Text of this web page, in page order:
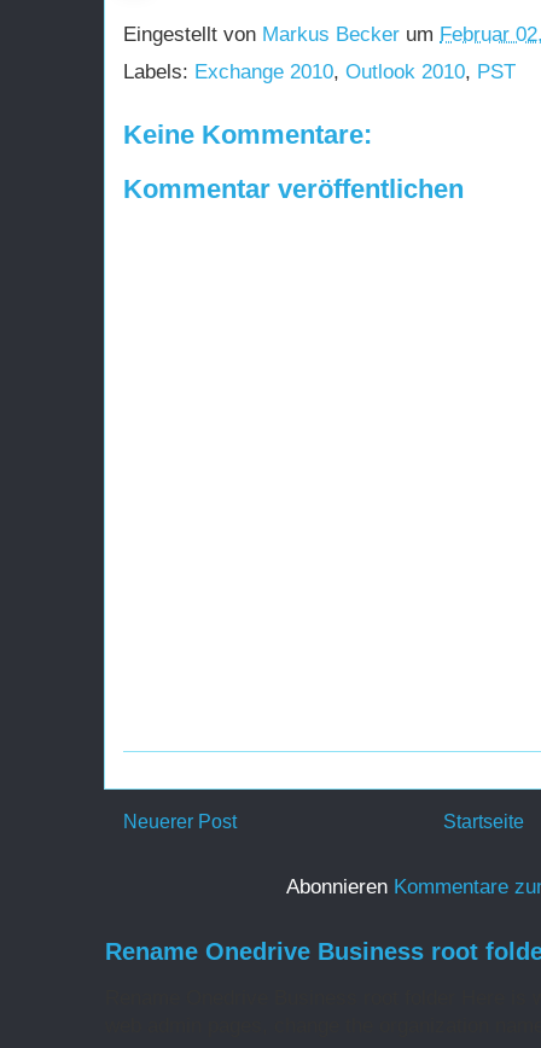
Eingestellt von Markus Becker um Februar
Labels: Exchange 2010, Outlook 2010, PST
Keine Kommentare:
Kommentar veröffentlichen
Neuerer Post Startseite
Abonnieren Kommentare
Rename Onedrive Business root